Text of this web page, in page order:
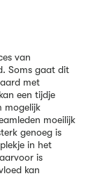
van
Soms gaat dit
met
een tijdje
mogelijk
moeilijk
genoeg is
in het
is
kan